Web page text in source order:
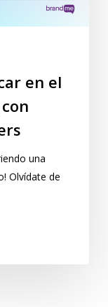
en el
una
Olvídate de